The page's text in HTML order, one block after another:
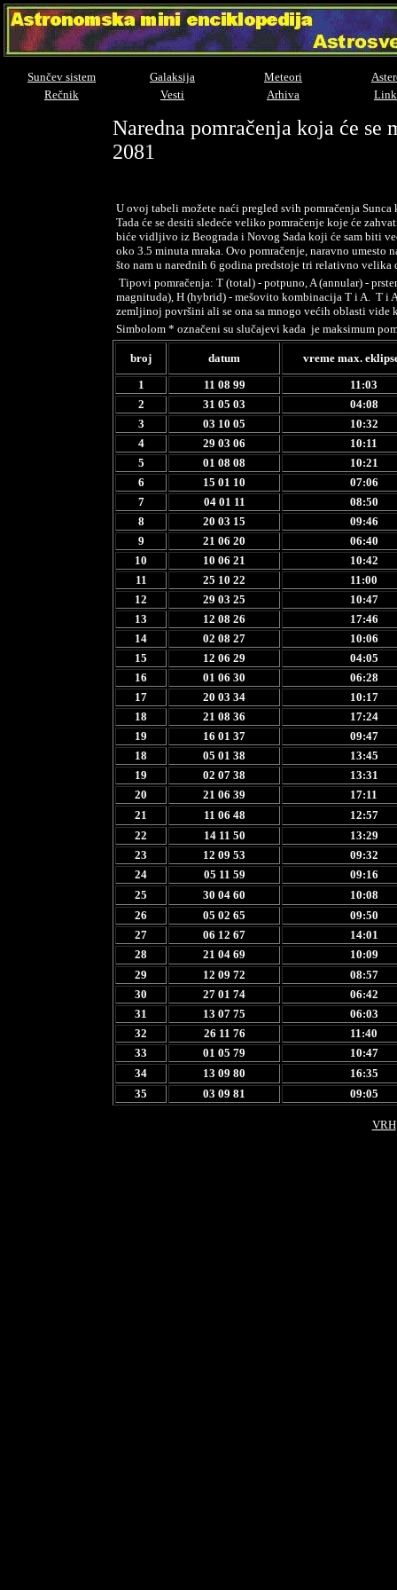
Sunčev sistem Galaksija Meteori
Rečnik
Vesti Arhiva
Naredna pomračenja koja će
2081
U ovoj tabeli možete naći pregled svih pomračenja
Tada će se desiti sledeće veliko pomračenje koje će
biće vidljivo iz Beograda i Novog Sada koji će sam biti
oko 3.5 minuta mraka. Ovo pomračenje, naravno umesto
što nam u narednih 6 godina predstoje tri relativno velika
Tipovi pomračenja: T (total) - potpuno, A (annular) -
magnituda), H (hybrid) - mešovito kombinacija T i A. T i
zemljinoj površini ali se ona sa mnogo većih oblasti vide
Simbolom * označeni su slučajevi kada je maksimum
broj datum
vreme max.
1
11 08 99
11:03
2
31 05 03
04:08
3
03 10 05
10:32
4
29 03 06
10:11
5
01 08 08
10:21
6
15 01 10
07:06
7
04 01 11
08:50
8
20 03 15
09:46
9
21 06 20
06:40
10
10 06 21
10:42
11
25 10 22
11:00
12
29 03 25
10:47
13
12 08 26
17:46
14
02 08 27
10:06
15
12 06 29
04:05
16
01 06 30
06:28
17
20 03 34
10:17
18
21 08 36
17:24
19
16 01 37
09:47
18
05 01 38
13:45
19
02 07 38
13:31
20
21 06 39
17:11
21
11 06 48
12:57
22
14 11 50
13:29
23
12 09 53
09:32
24
05 11 59
09:16
25
30 04 60
10:08
26
05 02 65
09:50
27
06 12 67
14:01
28
21 04 69
10:09
29
12 09 72
08:57
30
27 01 74
06:42
31
13 07 75
06:03
32
26 11 76
11:40
33
01 05 79
10:47
34
13 09 80
16:35
35
03 09 81 09:05
VRH